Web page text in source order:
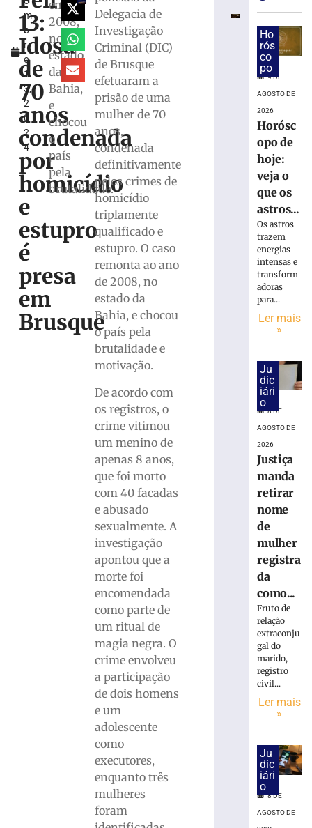
m
b
r
o
1
3,
2
0
2
4
13:
Idosa
de
70
anos
condenada
por
homicídio
e
estupro
é
presa
em
Brusque
em
2008,
no
estado
da
Bahia,
e
chocou
o
país
pela
brutalidade.
Delegacia de
Investigação
Criminal (DIC)
de Brusque
efetuaram a
prisão de uma
mulher de 70
anos,
condenada
definitivamente
pelos crimes de
homicídio
triplamente
qualificado e
estupro. O caso
remonta ao ano
de 2008, no
estado da
Bahia, e chocou
o país pela
brutalidade e
motivação.
De acordo com
os registros, o
crime vitimou
um menino de
apenas 8 anos,
que foi morto
com 40 facadas
e abusado
sexualmente. A
investigação
apontou que a
morte foi
encomendada
como parte de
um ritual de
magia negra. O
crime envolveu
a participação
de dois homens
e um
adolescente
como
executores,
enquanto três
mulheres
foram
exige
bancárias
após
carro
apresentar
problemas
agosto
Homem
tropeça
calçada,
atropelado
Bento
agosto
Homem
preso
com
quase
Blumenau
Ho
rós
co
po
9 DE
AGOSTO DE
2026
Horósc
opo de
hoje:
veja o
que os
astros...
Os astros
trazem
energias
intensas e
transform
adoras
para...
Ler mais
»
Ju
dic
iári
o
8 DE
AGOSTO DE
2026
Justiça
manda
retirar
nome
de
mulher
registra
da
como...
Fruto de
relação
extraconju
gal do
marido,
registro
civil...
Ler mais
»
Ju
dic
iári
o
8 DE
AGOSTO DE